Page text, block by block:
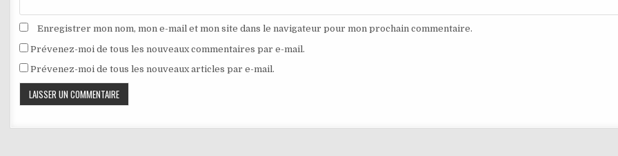
Enregistrer mon nom, mon e-mail et mon site dans le navigateur pour mon prochain commentaire.
Prévenez-moi de tous les nouveaux commentaires par e-mail.
Prévenez-moi de tous les nouveaux articles par e-mail.